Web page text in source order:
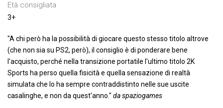
Età consigliata
3+
"A chi però ha la possibilità di giocare questo stesso titolo altrove
(che non sia su PS2, però), il consiglio è di ponderare bene
l'acquisto, perché nella transizione portatile l'ultimo titolo 2K
Sports ha perso quella fisicità e quella sensazione di realtà
simulata che lo ha sempre contraddistinto nelle sue uscite
casalinghe, e non da quest'anno." da spaziogames